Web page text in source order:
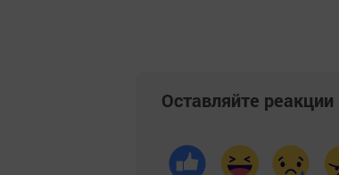
Оставляйте реакции